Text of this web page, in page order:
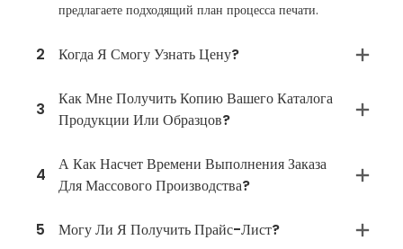
предлагаете подходящий план процесса печати.
2 Когда Я Смогу Узнать Цену?
3
Как Мне Получить Копию Вашего Каталога
Продукции Или Образцов?
4
А Как Насчет Времени Выполнения Заказа
Для Массового Производства?
5 Могу Ли Я Получить Прайс-Лист?